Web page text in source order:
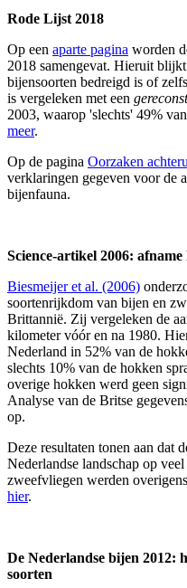
Rode Lijst 2018
Op een aparte pagina worden
2018 samengevat. Hieruit
bijensoorten bedreigd is of
is vergeleken met een
2003, waarop 'slechts' 49%
meer.
Op de pagina Oorzaken
verklaringen gegeven voor de
bijenfauna.
Science-artikel 2006:
Biesmeijer et al. (2006)
soortenrijkdom van bijen en
Brittannië. Zij vergeleken de
kilometer vóór en na 1980.
Nederland in 52% van de
slechts 10% van de hokken
overige hokken werd geen
Analyse van de Britse
op.
Deze resultaten tonen aan dat
Nederlandse landschap op
zweefvliegen werden
hier.
De Nederlandse bijen 2012:
soorten